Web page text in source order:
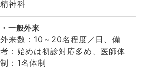
精神科
一般外来
外来数：10～20名程度／日、備
考：始めは初診対応多め、医師体
制：1名体制